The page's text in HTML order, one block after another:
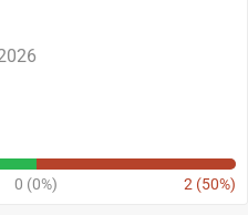
0 (0%) 2 (50%)